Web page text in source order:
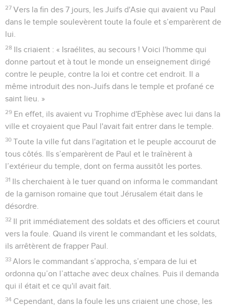
27 Vers la fin des 7 jours, les Juifs d'Asie qui avaient vu Paul
dans le temple soulevèrent toute la foule et s’emparèrent de
lui.
28 Ils criaient : « Israélites, au secours ! Voici l'homme qui
donne partout et à tout le monde un enseignement dirigé
contre le peuple, contre la loi et contre cet endroit. Il a
même introduit des non-Juifs dans le temple et profané ce
saint lieu. »
29 En effet, ils avaient vu Trophime d'Ephèse avec lui dans la
ville et croyaient que Paul l'avait fait entrer dans le temple.
30 Toute la ville fut dans l'agitation et le peuple accourut de
tous côtés. Ils s’emparèrent de Paul et le traînèrent à
l’extérieur du temple, dont on ferma aussitôt les portes.
31 Ils cherchaient à le tuer quand on informa le commandant
de la garnison romaine que tout Jérusalem était dans le
désordre.
32 Il prit immédiatement des soldats et des officiers et courut
vers la foule. Quand ils virent le commandant et les soldats,
ils arrêtèrent de frapper Paul.
33 Alors le commandant s’approcha, s’empara de lui et
ordonna qu’on l’attache avec deux chaînes. Puis il demanda
qui il était et ce qu'il avait fait.
34 Cependant, dans la foule les uns criaient une chose, les